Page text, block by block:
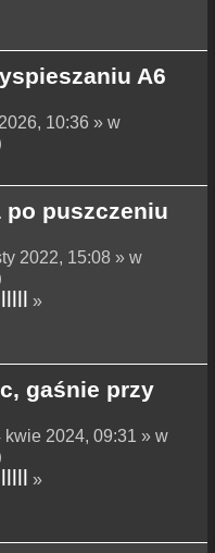
A6
10:36 » w
puszczeniu
2022, 15:08 » w
»
gaśnie przy
kwie 2024, 09:31 » w
»